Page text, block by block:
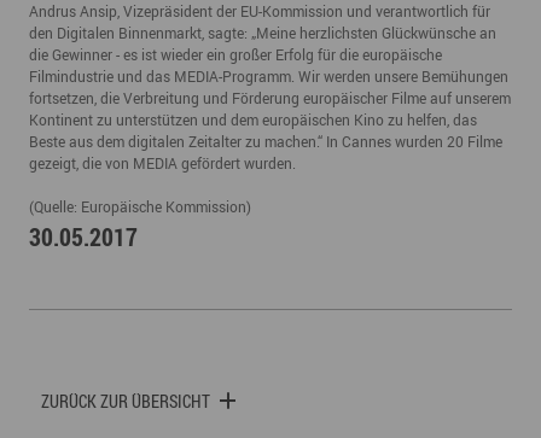
Andrus Ansip, Vizepräsident der EU-Kommission und verantwortlich für
den Digitalen Binnenmarkt, sagte: „Meine herzlichsten Glückwünsche an
die Gewinner - es ist wieder ein großer Erfolg für die europäische
Filmindustrie und das MEDIA-Programm. Wir werden unsere Bemühungen
fortsetzen, die Verbreitung und Förderung europäischer Filme auf unserem
Kontinent zu unterstützen und dem europäischen Kino zu helfen, das
Beste aus dem digitalen Zeitalter zu machen.“ In Cannes wurden 20 Filme
gezeigt, die von MEDIA gefördert wurden.
(Quelle: Europäische Kommission)
30.05.2017
ZURÜCK ZUR ÜBERSICHT